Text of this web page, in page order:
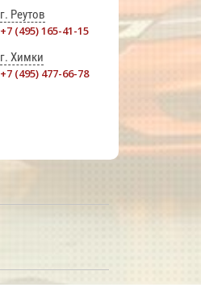
г. Реутов
+7 (495) 165-41-15
г. Химки
+7 (495) 477-66-78